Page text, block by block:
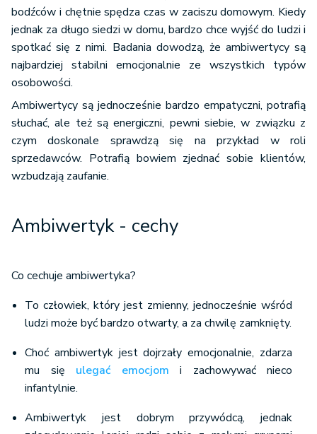
bodźców i chętnie spędza czas w zaciszu domowym. Kiedy
jednak za długo siedzi w domu, bardzo chce wyjść do ludzi i
spotkać się z nimi. Badania dowodzą, że ambiwertycy są
najbardziej stabilni emocjonalnie ze wszystkich typów
osobowości.
Ambiwertycy są jednocześnie bardzo empatyczni, potrafią
słuchać, ale też są energiczni, pewni siebie, w związku z
czym doskonale sprawdzą się na przykład w roli
sprzedawców. Potrafią bowiem zjednać sobie klientów,
wzbudzają zaufanie.
Ambiwertyk - cechy
Co cechuje ambiwertyka?
To człowiek, który jest zmienny, jednocześnie wśród
ludzi może być bardzo otwarty, a za chwilę zamknięty.
Choć ambiwertyk jest dojrzały emocjonalnie, zdarza
mu się ulegać emocjom i zachowywać nieco
infantylnie.
Ambiwertyk jest dobrym przywódcą, jednak